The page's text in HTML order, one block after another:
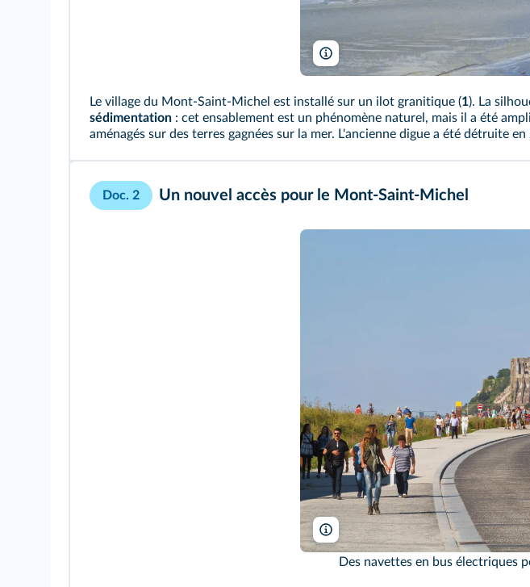
Iconotec/Alamy
Le village du Mont-Saint-Michel est installé sur un ilot granitique (1). La
sédimentation : cet ensablement est un phénomène naturel, mais il a été
aménagés sur des terres gagnées sur la mer. L'ancienne digue a été détruite
Doc. 2 Un nouvel accès pour le Mont-Saint-Michel
C. Holt/Alamy
Des navettes en bus électriques